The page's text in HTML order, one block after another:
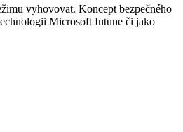
vyhovovat. Koncept bezpečného
Microsoft Intune či jako